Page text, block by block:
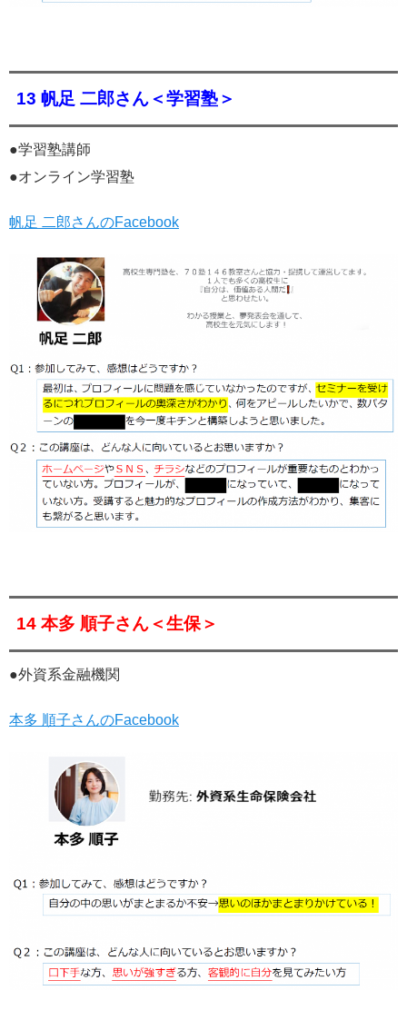
13 帆足 二郎さん＜学習塾＞
●学習塾講師
●オンライン学習塾
帆足 二郎さんのFacebook
14 本多 順子さん＜生保＞
●外資系金融機関
本多 順子さんのFacebook